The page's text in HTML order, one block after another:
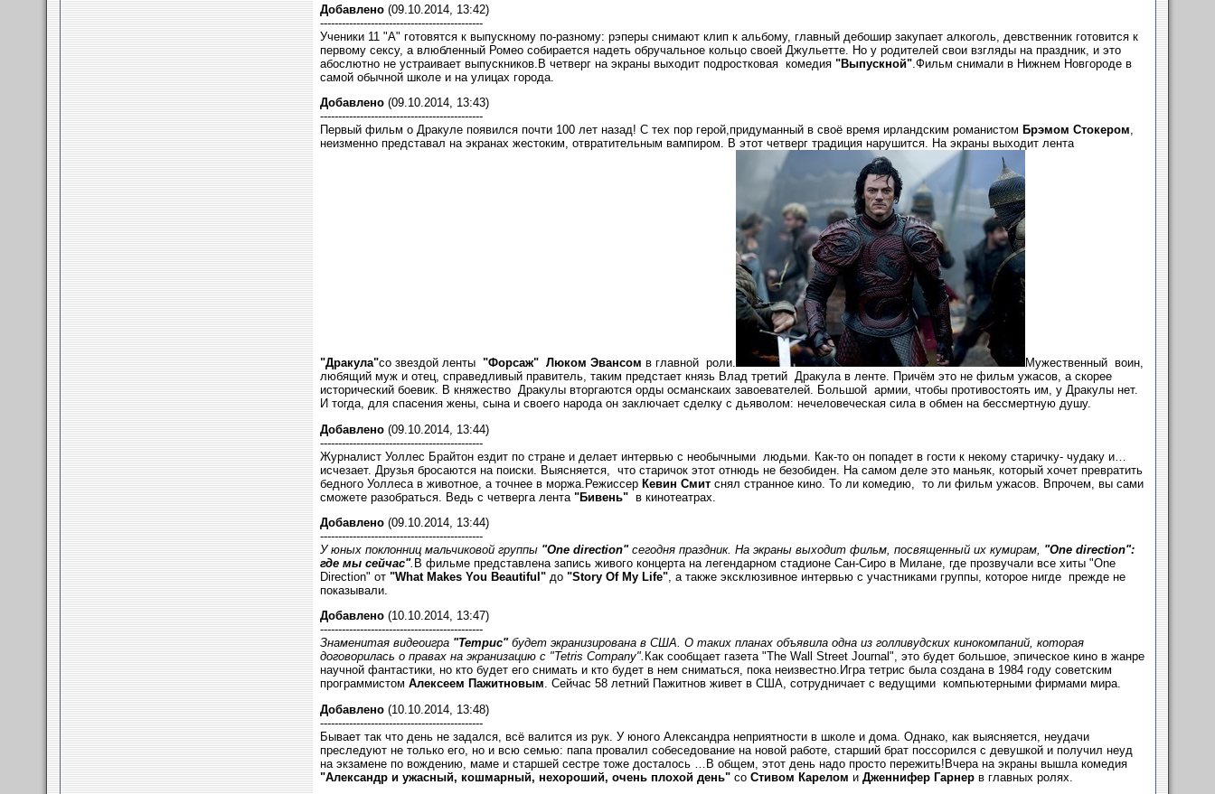
Добавлено(09.10.2014, 13:42)
---------------------------------------------
Ученики 11 "А" готовятся к выпускному по-разному: рэперы снимают клип к альбому, главный дебошир закупает алкоголь, девственник готовится к
первому сексу, а влюбленный Ромео собирается надеть обручальное кольцо своей Джульетте. Но у родителей свои взгляды на праздник, и это
абослютно не устраивает выпускников.В четверг на экраны выходит подростковая комедия "Выпускной".Фильм снимали в Нижнем Новгороде в
самой обычной школе и на улицах города.
Добавлено(09.10.2014, 13:43)
---------------------------------------------
Первый фильм о Дракуле появился почти 100 лет назад! С тех пор герой,придуманный в своё время ирландским романистом Брэмом Стокером,
неизменно представал на экранах жестоким, отвратительным вампиром. В этот четверг традиция нарушится. На экраны выходит лента
"Дракула"со звездой ленты "Форсаж" Люком Эвансом в главной роли.
Мужественный воин,
любящий муж и отец, справедливый правитель, таким предстает князь Влад третий Дракула в ленте. Причём это не фильм ужасов, а скорее
исторический боевик. В княжество Дракулы вторгаются орды османскаих завоевателей. Большой армии, чтобы противостоять им, у Дракулы нет.
И тогда, для спасения жены, сына и своего народа он заключает сделку с дьяволом: нечеловеческая сила в обмен на бессмертную душу.
Добавлено(09.10.2014, 13:44)
---------------------------------------------
Журналист Уоллес Брайтон ездит по стране и делает интервью с необычными людьми. Как-то он попадет в гости к некому старичку- чудаку и…
исчезает. Друзья бросаются на поиски. Выясняется, что старичок этот отнюдь не безобиден. На самом деле это маньяк, который хочет превратить
бедного Уоллеса в животное, а точнее в моржа.Режиссер Кевин Смитснял странное кино. То ли комедию, то ли фильм ужасов. Впрочем, вы сами
сможете разобраться. Ведь с четверга лента "Бивень"в кинотеатрах.
Добавлено(09.10.2014, 13:44)
---------------------------------------------
У юных поклонниц мальчиковой группы "One direction"сегодня праздник. На экраны выходит фильм, посвященный их кумирам, "One direction":
где мы сейчас". В фильме представлена запись живого концерта на легендарном стадионе Сан-Сиро в Милане, где прозвучали все хиты "One
Direction" от "What Makes You Beautiful"до "Story Of My Life", а также эксклюзивное интервью с участниками группы, которое нигде прежде не
показывали.
Добавлено(10.10.2014, 13:47)
---------------------------------------------
Знаменитая видеоигра "Тетрис"будет экранизирована в США. О таких планах объявила одна из голливудских кинокомпаний, которая
договорилась о правах на экранизацию с "Tetris Company". Как сообщает газета "The Wall Street Journal", это будет большое, эпическое кино в жанре
научной фантастики, но кто будет его снимать и кто будет в нем сниматься, пока неизвестно.Игра тетрис была создана в 1984 году советским
программистом Алексеем Пажитновым. Сейчас 58 летний Пажитнов живет в США, сотрудничает с ведущими компьютерными фирмами мира.
Добавлено(10.10.2014, 13:48)
---------------------------------------------
Бывает так что день не задался, всё валится из рук. У юного Александра неприятности в школе и дома. Однако, как выясняется, неудачи
преследуют не только его, но и всю семью: папа провалил собеседование на новой работе, старший брат поссорился с девушкой и получил неуд
на экзамене по вождению, маме и старшей сестре тоже досталось …В общем, этот день надо просто пережить!Вчера на экраны вышла комедия
"Александр и ужасный, кошмарный, нехороший, очень плохой день"со Стивом Карелом и Дженнифер Гарнерв главных ролях.